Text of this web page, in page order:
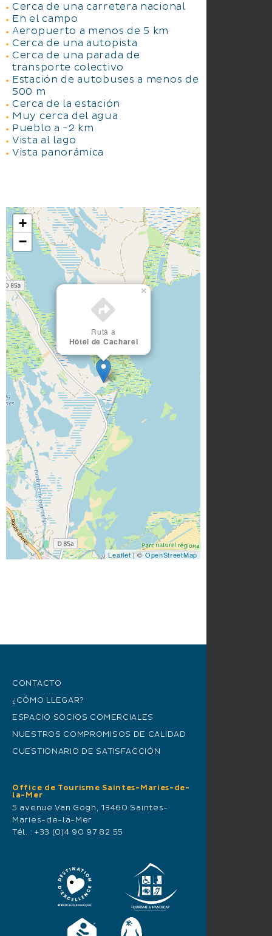
Cerca de una carretera nacional
En el campo
Aeropuerto a menos de 5 km
Cerca de una autopista
Cerca de una parada de
transporte colectivo
Estación de autobuses a menos de
500 m
Cerca de la estación
Muy cerca del agua
Pueblo a -2 km
Vista al lago
Vista panorámica
Ruta a
Hôtel de Cacharel
×
+
−
Leaflet| ©OpenStreetMap
CONTACTO
¿CÓMO LLEGAR?
ESPACIO SOCIOS COMERCIALES
NUESTROS COMPROMISOS DE CALIDAD
CUESTIONARIO DE SATISFACCIÓN
Office de Tourisme Saintes-Maries-de-
la-Mer
5 avenue Van Gogh, 13460 Saintes-
Maries-de-la-Mer
Tél. : +33 (0)4 90 97 82 55